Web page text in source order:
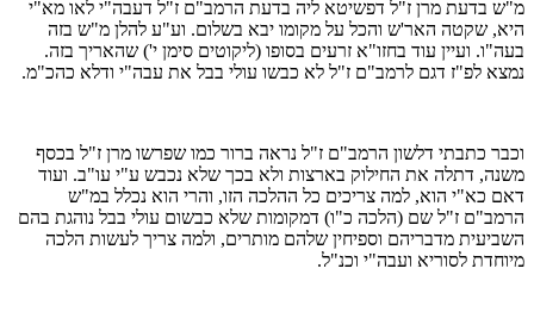
מ"ש בדעת מרן ז"ל דפשיטא ליה בדעת הרמב"ם ז"ל דעבה"י לאו מא"י
היא, שקטה האר'ש והכל על מקומו יבא בשלום. וע"ע להלן מ"ש בזה
בעה"ו. ועיין עוד בחזו"א זרעים בסופו (ליקוטים סימן י') שהאריך בזה.
נמצא לפ"ז דגם לרמב"ם ז"ל לא כבשו עולי בבל את עבה"י ודלא כהכ"מ.
וכבר כתבתי דלשון הרמב"ם ז"ל נראה ברור כמו שפרשו מרן ז"ל בכסף
משנה, דתלה את החילוק בארצות ולא בכך שלא נכבש ע"י עו"ב. ועוד
דאם כא"י הוא, למה צריכים כל ההלכה הזו, והרי הוא נכלל במ"ש
הרמב"ם ז"ל שם (הלכה כ"ו) דמקומות שלא כבשום עולי בבל נוהגת בהם
השביעית מדבריהם וספיחין שלהם מותרים, ולמה צריך לעשות הלכה
מיוחדת לסוריא ועבה"י וכנ"ל.